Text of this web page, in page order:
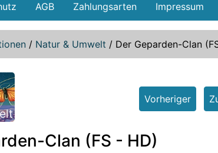
AGB Zahlungsarten Impressum
/ Natur & Umwelt / Der Geparden-Clan
Vorheriger
Clan (FS - HD)